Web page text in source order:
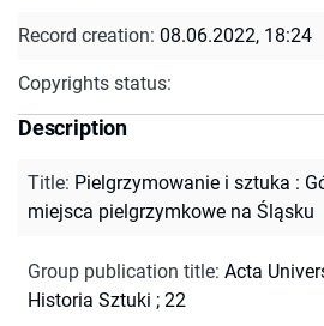
Record creation: 08.06.2022, 18:24
Copyrights status:
Description
Title: Pielgrzymowanie i sztuka :
miejsca pielgrzymkowe na Śląsku
Group publication title: Acta
Historia Sztuki ; 22